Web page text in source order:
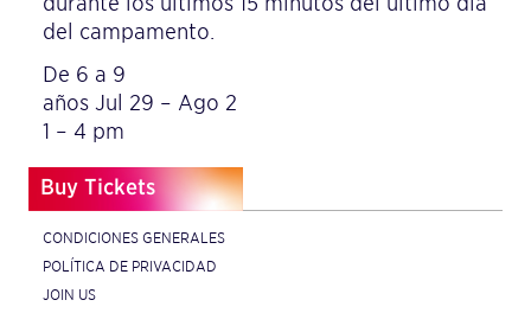
del campamento.
De 6 a 9
años Jul 29 – Ago 2
1 – 4 pm
Buy Tickets
CONDICIONES GENERALES
POLÍTICA DE PRIVACIDAD
JOIN US